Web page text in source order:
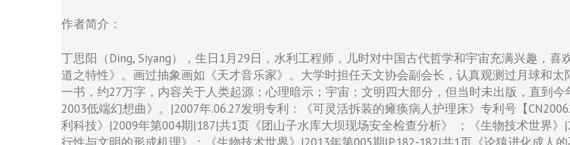
作者简介：
丁思阳（Ding, Siyang），生日1月29日，水利工程师，儿时对中国古代哲学和宇宙充满兴趣，
道之特性》。画过抽象画如《天才音乐家》。大学时担任天文协会副会长，认真观测过月球和太
一书，约27万字，内容关于人类起源；心理暗示；宇宙；文明四大部分，但当时未出版，直到
2003低端幻想曲》。|2007年.06.27发明专利：《可灵活拆装的瘫痪病人护理床》专利号【
利科技》|2009年第004期|187|共1页《团山子水库大坝现场安全检查分析》 ；《生物技术世界